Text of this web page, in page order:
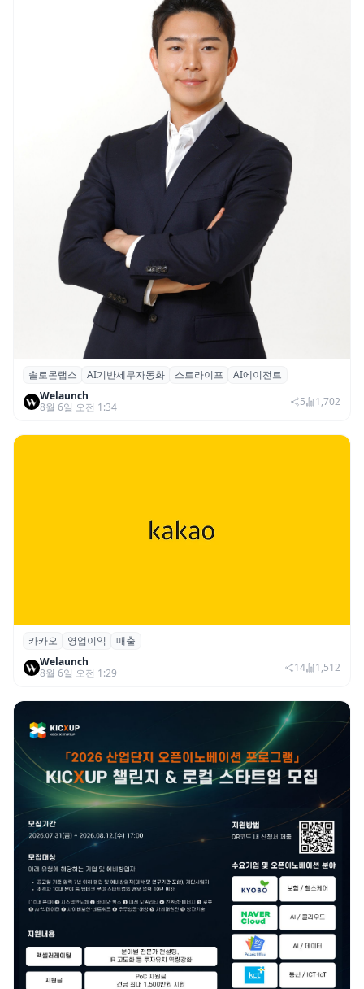
솔로몬랩스, 스트라이프 출신 이창헌 영입…
절세 전략 AI 에이전트 개발 본격화
솔로몬랩스 AI기반세무자동화 스트라이프
AI에이전트
Welaunch
8월 6일 오전 1:34
5 1,702
카카오, 2026년 2분기 매출 2조985억·영업
이익 2770억…역대 분기 최대
카카오 영업이익
매출
Welaunch
8월 6일 오전 1:29
14 1,512